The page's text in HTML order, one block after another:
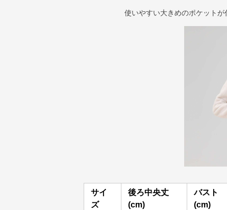
使いやすい大きめのポケット
サイ
ズ
後ろ中央丈
(cm)
バスト
(cm)